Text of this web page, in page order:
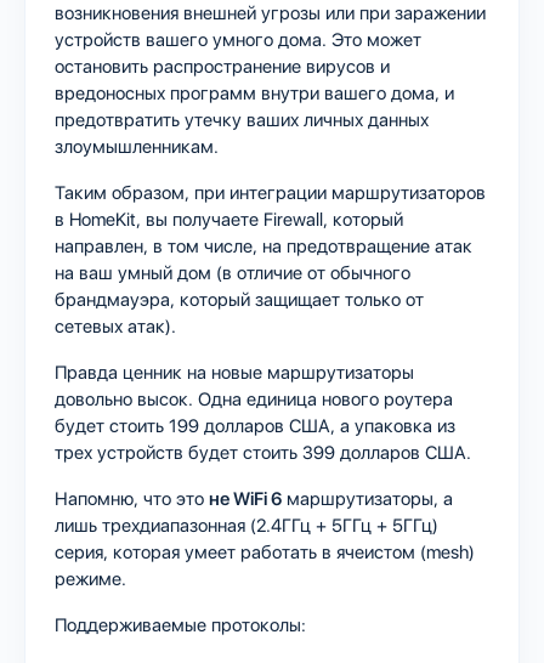
возникновения внешней угрозы или при заражении
устройств вашего умного дома. Это может
остановить распространение вирусов и
вредоносных программ внутри вашего дома, и
предотвратить утечку ваших личных данных
злоумышленникам.
Таким образом, при интеграции маршрутизаторов
в HomeKit, вы получаете Firewall, который
направлен, в том числе, на предотвращение атак
на ваш умный дом (в отличие от обычного
брандмауэра, который защищает только от
сетевых атак).
Правда ценник на новые маршрутизаторы
довольно высок. Одна единица нового роутера
будет стоить 199 долларов США, а упаковка из
трех устройств будет стоить 399 долларов США.
Напомню, что это не WiFi 6 маршрутизаторы, а
лишь трехдиапазонная (2.4ГГц + 5ГГц + 5ГГц)
серия, которая умеет работать в ячеистом (mesh)
режиме.
Поддерживаемые протоколы: